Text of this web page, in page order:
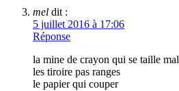
mel dit :
5 juillet 2016 à 17:06
Réponse
la mine de crayon qui se taille mal
les tiroire pas ranges
le papier qui couper